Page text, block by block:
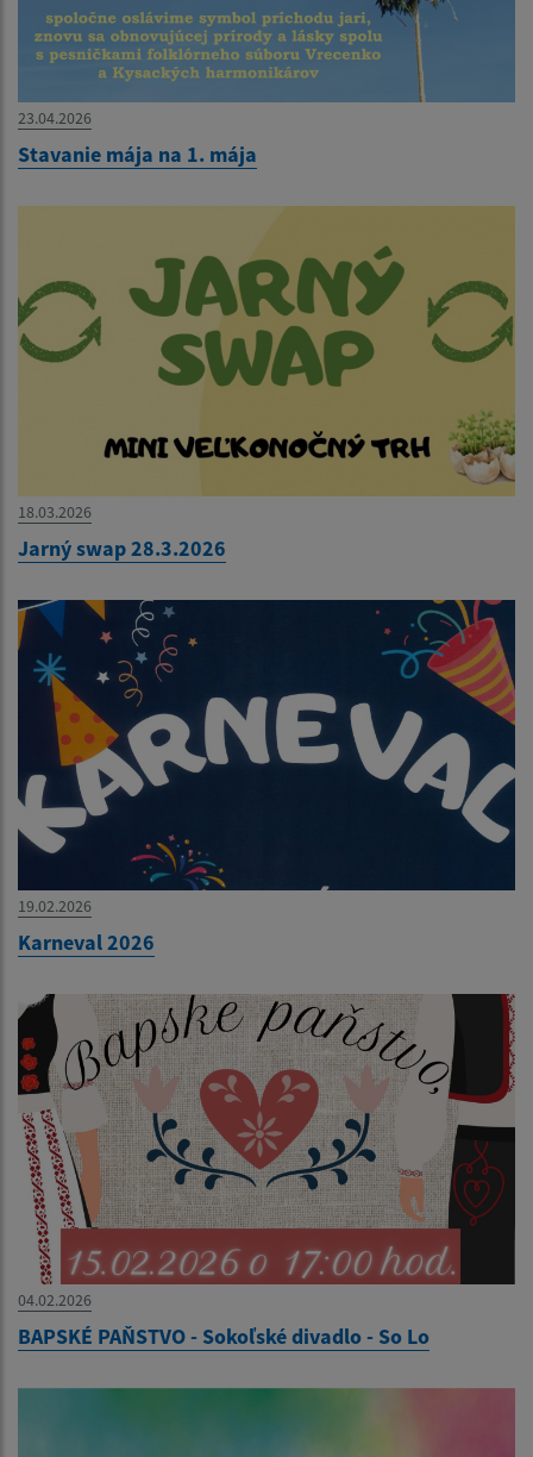
23.04.2026
Stavanie mája na 1. mája
18.03.2026
Jarný swap 28.3.2026
19.02.2026
Karneval 2026
04.02.2026
BAPSKÉ PAŇSTVO - Sokoľské divadlo - So Lo